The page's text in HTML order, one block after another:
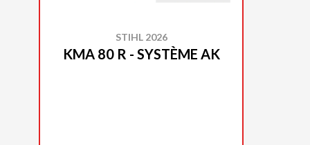
STIHL 2026
KMA 80 R - SYSTÈME AK